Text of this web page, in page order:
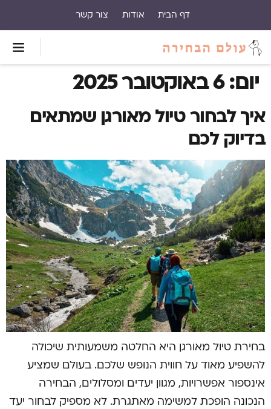
דף הבית אודות צור קשר
יום:6 באוקטובר 2025
איך לבחור טיול מאורגן שמתאים
בדיוק לכם
בחירת טיול מאורגן היא החלטה משמעותית שיכולה
להשפיע מאוד על חווית הנופש שלכם. בעולם שמציע
אינספור אפשרויות, מגוון יעדים ומסלולים, הבחירה
הנכונה הופכת למשימה מאתגרת. לא מספיק לבחור יעד